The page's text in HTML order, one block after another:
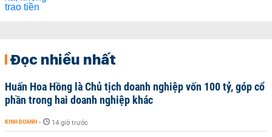
Đọc nhiều nhất
Huấn Hoa Hồng là Chủ tịch doanh nghiệp vốn 100 tỷ, góp cổ
phần trong hai doanh nghiệp khác
KINH DOANH - 14 giờ trước